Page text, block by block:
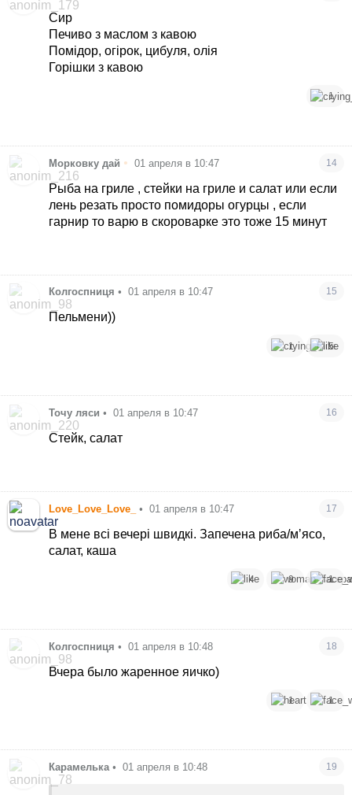
Сир
Печиво з маслом з кавою
Помідор, огірок, цибуля, олія
Горішки з кавою
1
Морковку дай • 01 апреля в 10:47 14
Рыба на гриле , стейки на гриле и салат или если
лень резать просто помидоры огурцы , если
гарнир то варю в скороварке это тоже 15 минут
Колгоспниця • 01 апреля в 10:47 15
Пельмени))
1 5
Точу ляси • 01 апреля в 10:47 16
Стейк, салат
Love_Love_Love_ • 01 апреля в 10:47 17
В мене всі вечері швидкі. Запечена риба/мʼясо,
салат, каша
4 9 1
Колгоспниця • 01 апреля в 10:48 18
Вчера было жаренное яичко)
1 1
Карамелька • 01 апреля в 10:48 19